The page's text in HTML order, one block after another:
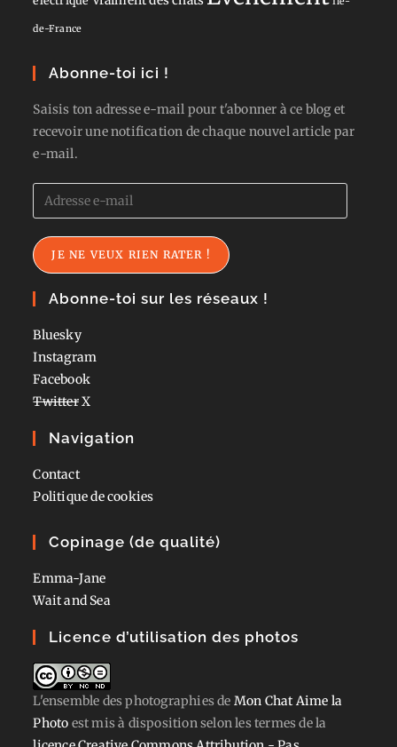
de-France
Abonne-toi ici !
Saisis ton adresse e-mail pour t'abonner à ce blog et
recevoir une notification de chaque nouvel article par
e-mail.
Adresse
e-
mail
JE NE VEUX RIEN RATER !
Abonne-toi sur les réseaux !
Bluesky
Instagram
Facebook
TwitterX
Navigation
Contact
Politique de cookies
Copinage (de qualité)
Emma-Jane
Wait and Sea
Licence d’utilisation des photos
L'ensemble des photographiesde Mon Chat Aime la
Photo est mis à disposition selon les termes de la